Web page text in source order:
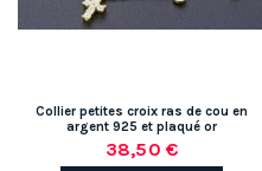
Collier petites croix ras de cou en
argent 925 et plaqué or
38,50 €